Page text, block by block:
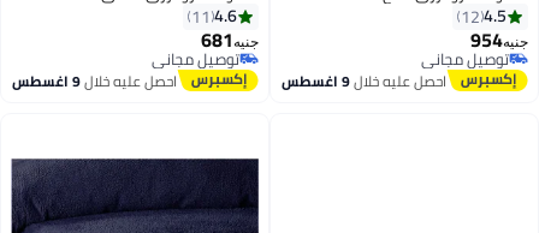
7
200x200x30سم
4.5
12
جنيه954
توصيل مجاني
توصيل مجانياحصل عليه خلال9 اغسطس
8
120x195x30سم
4.6
11
جنيه681
توصيل مجاني
توصيل مجانياحصل عليه خلال9 اغسطس